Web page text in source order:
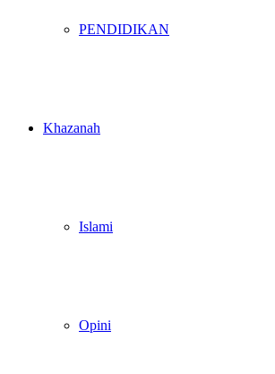
PENDIDIKAN
Khazanah
Islami
Opini